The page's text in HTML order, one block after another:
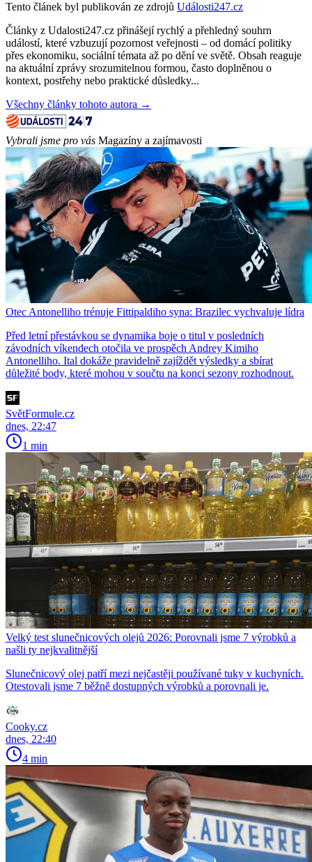
Tento článek byl publikován ze zdrojů Události247.cz
Články z Udalosti247.cz přinášejí rychlý a přehledný souhrn
událostí, které vzbuzují pozornost veřejnosti – od domácí politiky
přes ekonomiku, sociální témata až po dění ve světě. Obsah reaguje
na aktuální zprávy srozumitelnou formou, často doplněnou o
kontext, postřehy nebo praktické důsledky...
Všechny články tohoto autora →
Vybrali jsme pro vás Magazíny a zajímavosti
Otec Antonelliho trénuje Fittipaldiho syna: Brazilec vychvaluje lídra
Před letní přestávkou se dynamika boje o titul v posledních
závodních víkendech otočila ve prospěch Andrey Kimiho
Antonelliho. Ital dokáže pravidelně zajíždět výsledky a sbírat
důležité body, které mohou v součtu na konci sezony rozhodnout.
SvětFormule.cz
dnes, 22:47
1 min
Velký test slunečnicových olejů 2026: Porovnali jsme 7 výrobků a
našli ty nejkvalitnější
Slunečnicový olej patří mezi nejčastěji používané tuky v kuchyních.
Otestovali jsme 7 běžně dostupných výrobků a porovnali je.
Cooky.cz
dnes, 22:40
4 min